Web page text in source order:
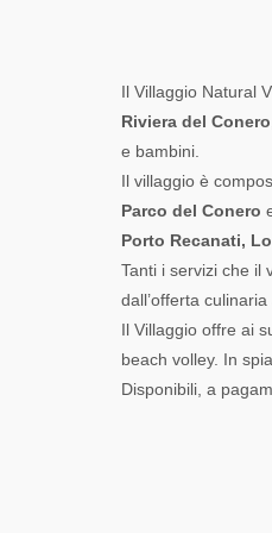
Il Villaggio Natural
Riviera del Conero
e bambini.
Il villaggio è
Parco del Conero
Porto Recanati,
Tanti i servizi che il
dall’offerta
Il Villaggio offre ai
beach volley. In
Disponibili, a